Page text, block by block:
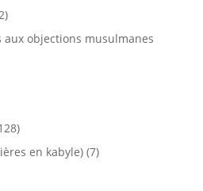
aux objections musulmanes
en kabyle)(7)